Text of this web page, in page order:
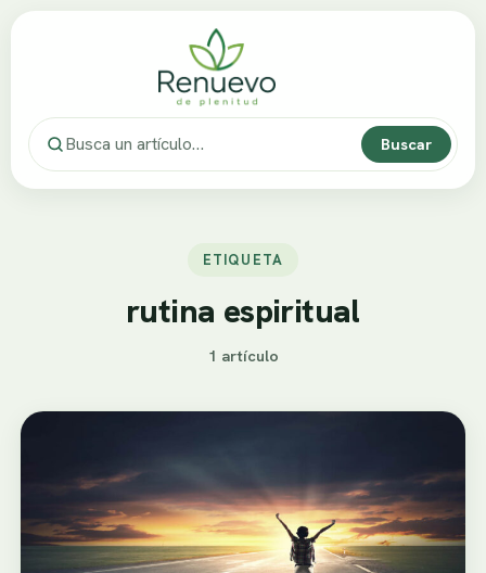
Buscar
ETIQUETA
rutina espiritual
1 artículo